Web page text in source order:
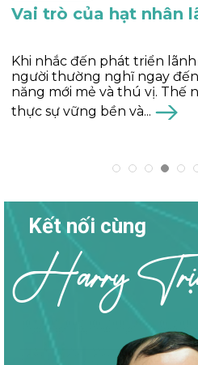
Tại sao phải phát
Trong bất kỳ tổ chức nào,
luôn mang tính quyết định.
triển lãnh đạo toàn diện, họ
chính mình mà còn đưa...
Kết nối cùng
Harry